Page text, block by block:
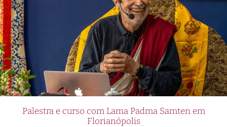
Palestra e curso com Lama Padma Samten em
Florianópolis